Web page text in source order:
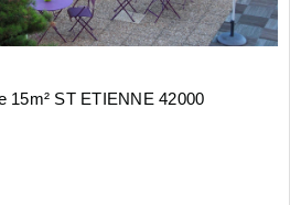
15m² ST ETIENNE 42000